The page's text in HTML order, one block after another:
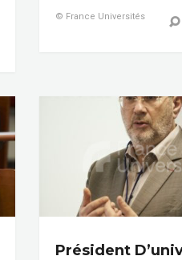
© France Universités
Président